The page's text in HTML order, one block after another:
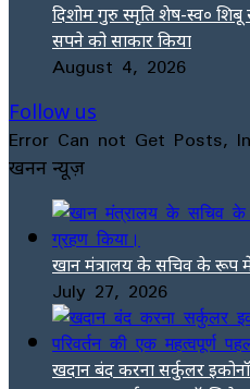
दिशोम गुरु स्मृति शेष-स्व०
सपने को साकार किया
August 4, 2026
Follow us
Error Can not Get Posts,
खनन न्यूज़
खान मंत्रालय के सचिव के रूप में
July 27, 2026
खदान बंद करना सर्कुलर